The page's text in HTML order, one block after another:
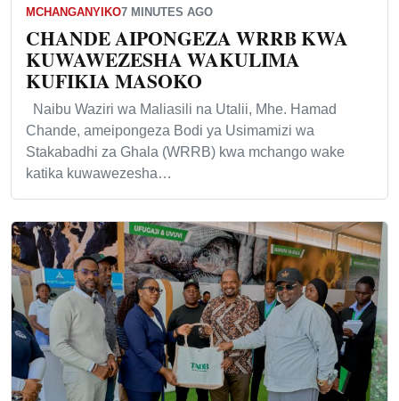
MCHANGANYIKO7 MINUTES AGO
CHANDE AIPONGEZA WRRB KWA
KUWAWEZESHA WAKULIMA
KUFIKIA MASOKO
Naibu Waziri wa Maliasili na Utalii, Mhe. Hamad
Chande, ameipongeza Bodi ya Usimamizi wa
Stakabadhi za Ghala (WRRB) kwa mchango wake
katika kuwawezesha…